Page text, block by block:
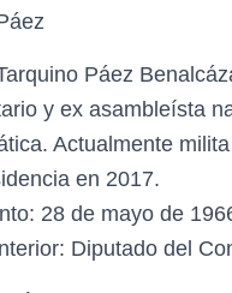
Páez
y ex asambleísta
Actualmente
en 2017.
28 de mayo de
Diputado del